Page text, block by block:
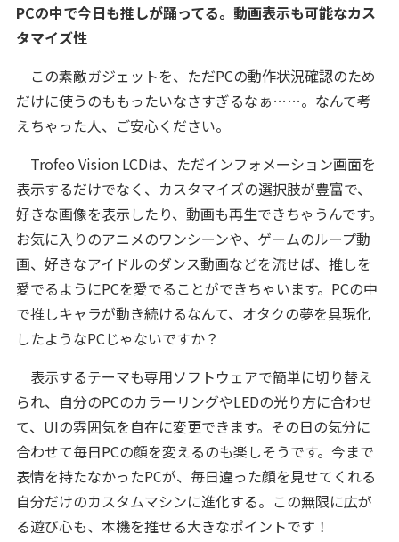
PCの中で今日も推しが踊ってる。動画表示も可能なカス
タマイズ性
この素敵ガジェットを、ただPCの動作状況確認のため
だけに使うのももったいなさすぎるなぁ……。なんて考
えちゃった人、ご安心ください。
Trofeo Vision LCDは、ただインフォメーション画面を
表示するだけでなく、カスタマイズの選択肢が豊富で、
好きな画像を表示したり、動画も再生できちゃうんです。
お気に入りのアニメのワンシーンや、ゲームのループ動
画、好きなアイドルのダンス動画などを流せば、推しを
愛でるようにPCを愛でることができちゃいます。PCの中
で推しキャラが動き続けるなんて、オタクの夢を具現化
したようなPCじゃないですか？
表示するテーマも専用ソフトウェアで簡単に切り替え
られ、自分のPCのカラーリングやLEDの光り方に合わせ
て、UIの雰囲気を自在に変更できます。その日の気分に
合わせて毎日PCの顔を変えるのも楽しそうです。今まで
表情を持たなかったPCが、毎日違った顔を見せてくれる
自分だけのカスタムマシンに進化する。この無限に広が
る遊び心も、本機を推せる大きなポイントです！